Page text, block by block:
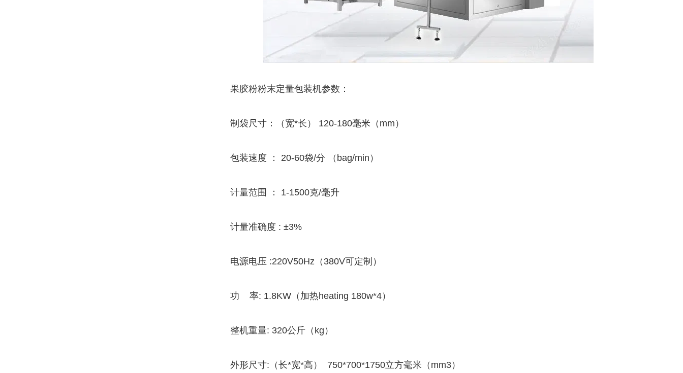
果胶粉粉末定量包装机参数：
制袋尺寸：（宽*长） 120-180毫米（mm）
包装速度 ： 20-60袋/分 （bag/min）
计量范围 ： 1-1500克/毫升
计量准确度 : ±3%
电源电压 :220V50Hz（380V可定制）
功 率: 1.8KW（加热heating 180w*4）
整机重量: 320公斤（kg）
外形尺寸:（长*宽*高） 750*700*1750立方毫米（mm3）